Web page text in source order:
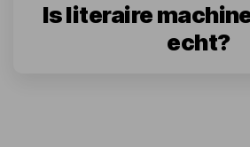
Is literaire
echt?